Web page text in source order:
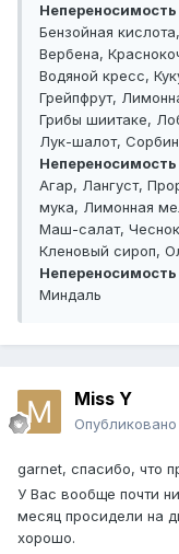
Непереносимость
Бензойная
Вербена,
Водяной кресс,
Грейпфрут,
Грибы шиитаке,
Лук-шалот,
Непереносимость
Агар, Лангуст,
мука, Лимонная
Маш-салат,
Кленовый сироп,
Непереносимость
Миндаль
Miss Y
Опубликовано
garnet, спасибо, что
У Вас вообще почти
месяц просидели на
хорошо.